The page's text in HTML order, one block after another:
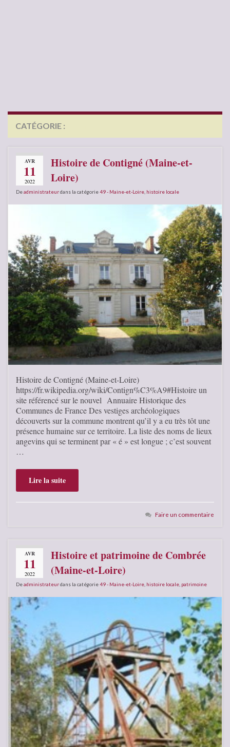
CATÉGORIE :
AVR
11
2022
Histoire de Contigné (Maine-et-
Loire)
Deadministrateurdans la catégorie49 - Maine-et-Loire histoire locale
Histoire de Contigné (Maine-et-Loire)
https://fr.wikipedia.org/wiki/Contign%C3%A9#Histoire un
site référencé sur le nouvel Annuaire Historique des
Communes de France Des vestiges archéologiques
découverts sur la commune montrent qu’il y a eu très tôt une
présence humaine sur ce territoire. La liste des noms de lieux
angevins qui se terminent par « é » est longue ; c’est souvent
…
Lire la suite
Faire un commentaire
AVR
11
2022
Histoire et patrimoine de Combrée
(Maine-et-Loire)
Deadministrateurdans la catégorie49 - Maine-et-Loire histoire locale patrimoine